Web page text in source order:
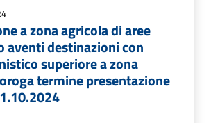
a zona agricola di aree
aventi destinazioni con
superiore a zona
termine presentazione